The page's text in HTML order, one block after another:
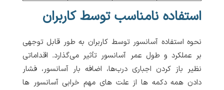
استفاده نامناسب توسط کاربران
نحوه استفاده آسانسور توسط کاربران به طور قابل توجهی
بر عملکرد و طول عمر آسانسور تأثیر می‌گذارد. اقداماتی
نظیر باز کردن اجباری درب‌ها، اضافه بار آسانسور، فشار
دادن همه دکمه ها از علت های مهم خرابی آسانسور ها